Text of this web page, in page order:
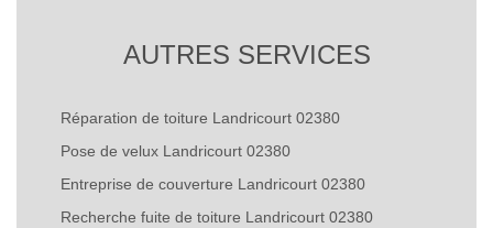
AUTRES SERVICES
Réparation de toiture Landricourt 02380
Pose de velux Landricourt 02380
Entreprise de couverture Landricourt 02380
Recherche fuite de toiture Landricourt 02380